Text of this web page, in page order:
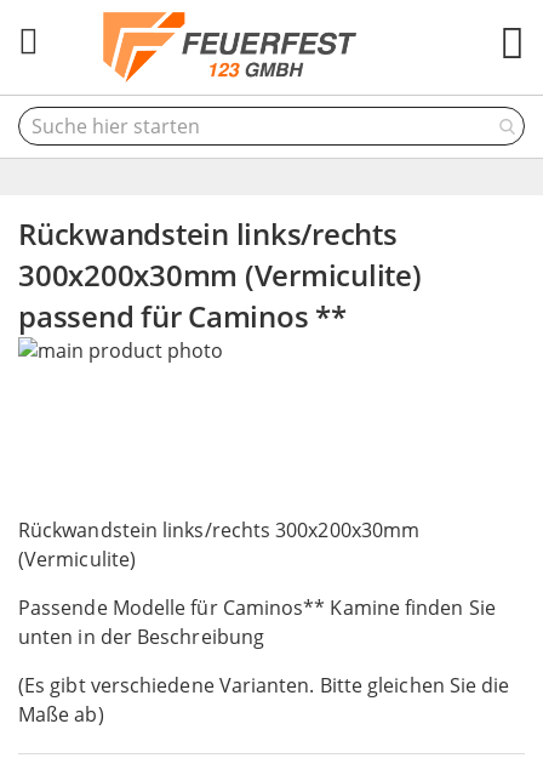
Rückwandstein links/rechts
300x200x30mm (Vermiculite)
passend für Caminos **
Rückwandstein links/rechts 300x200x30mm
(Vermiculite)
Passende Modelle für Caminos** Kamine finden Sie
unten in der Beschreibung
(Es gibt verschiedene Varianten. Bitte gleichen Sie die
Maße ab)
Skip
gallery
to
the
of
the
gallery